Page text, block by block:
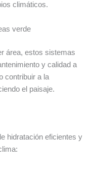
climáticos.
verde
área, estos sistemas
y calidad a
contribuir a la
el paisaje.
hidratación eficientes y